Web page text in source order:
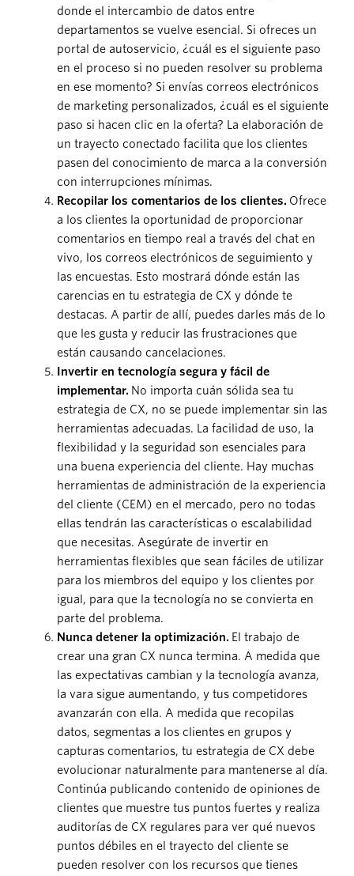
donde el intercambio de datos entre
departamentos se vuelve esencial. Si ofreces un
portal de autoservicio, ¿cuál es el siguiente paso
en el proceso si no pueden resolver su problema
en ese momento? Si envías correos electrónicos
de marketing personalizados, ¿cuál es el siguiente
paso si hacen clic en la oferta? La elaboración de
un trayecto conectado facilita que los clientes
pasen del conocimiento de marca a la conversión
con interrupciones mínimas.
Recopilar los comentarios de los clientes. Ofrece
a los clientes la oportunidad de proporcionar
comentarios en tiempo real a través del chat en
vivo, los correos electrónicos de seguimiento y
las encuestas. Esto mostrará dónde están las
carencias en tu estrategia de CX y dónde te
destacas. A partir de allí, puedes darles más de lo
que les gusta y reducir las frustraciones que
están causando cancelaciones.
Invertir en tecnología segura y fácil de
implementar. No importa cuán sólida sea tu
estrategia de CX, no se puede implementar sin las
herramientas adecuadas. La facilidad de uso, la
flexibilidad y la seguridad son esenciales para
una buena experiencia del cliente. Hay muchas
herramientas de administración de la experiencia
del cliente (CEM) en el mercado, pero no todas
ellas tendrán las características o escalabilidad
que necesitas. Asegúrate de invertir en
herramientas flexibles que sean fáciles de utilizar
para los miembros del equipo y los clientes por
igual, para que la tecnología no se convierta en
parte del problema.
Nunca detener la optimización. El trabajo de
crear una gran CX nunca termina. A medida que
las expectativas cambian y la tecnología avanza,
la vara sigue aumentando, y tus competidores
avanzarán con ella. A medida que recopilas
datos, segmentas a los clientes en grupos y
capturas comentarios, tu estrategia de CX debe
evolucionar naturalmente para mantenerse al día.
Continúa publicando contenido de opiniones de
clientes que muestre tus puntos fuertes y realiza
auditorías de CX regulares para ver qué nuevos
puntos débiles en el trayecto del cliente se
pueden resolver con los recursos que tienes